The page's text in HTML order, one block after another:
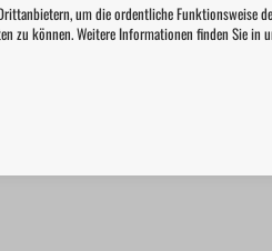
um die ordentliche Funktionsweise
zu können. Weitere Informationen finden Sie in